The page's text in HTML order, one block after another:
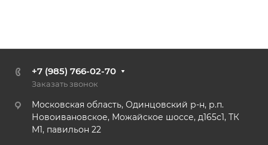
+7 (985) 766-02-70
Заказать звонок
Московская область, Одинцовский р-н, р.п.
Новоивановское, Можайское шоссе, д165с1, ТК
М1, павильон 22